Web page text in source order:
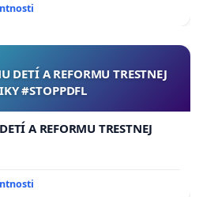
DETÍ A REFORMU TRESTNEJ
#STOPPDFL
A REFORMU TRESTNEJ